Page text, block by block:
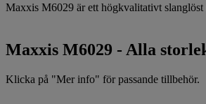
Maxxis M6029 är ett högkvalitativt slanglöst
Maxxis M6029 - Alla
Klicka på "Mer info" för passande tillbehör.